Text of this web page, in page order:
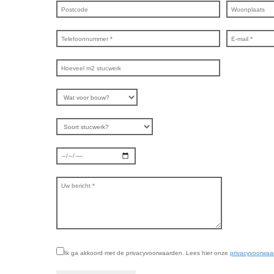
Ik ga akkoord met de privacyvoorwaarden. Lees hier onze